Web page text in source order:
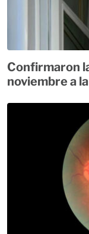
Confirmaron
noviembre a